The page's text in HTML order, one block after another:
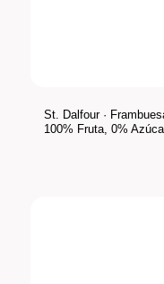
St. Dalfour ·
100% Fruta, 0%